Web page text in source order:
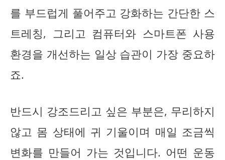
를 부드럽게 풀어주고 강화하는 간단한 스
트레칭, 그리고 컴퓨터와 스마트폰 사용
환경을 개선하는 일상 습관이 가장 중요하
죠.
반드시 강조드리고 싶은 부분은, 무리하지
않고 몸 상태에 귀 기울이며 매일 조금씩
변화를 만들어 가는 것입니다. 어떤 운동